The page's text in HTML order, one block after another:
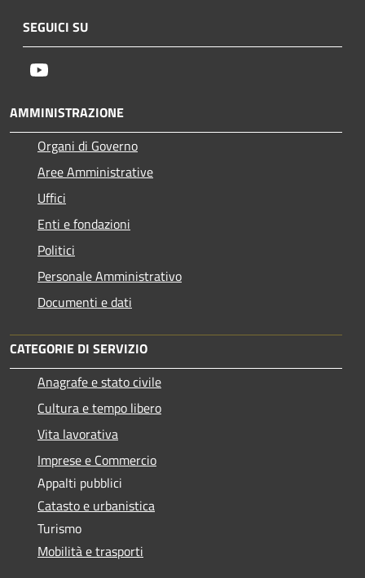
SEGUICI SU
AMMINISTRAZIONE
Organi di Governo
Aree Amministrative
Uffici
Enti e fondazioni
Politici
Personale Amministrativo
Documenti e dati
CATEGORIE DI SERVIZIO
Anagrafe e stato civile
Cultura e tempo libero
Vita lavorativa
Imprese e Commercio
Appalti pubblici
Catasto e urbanistica
Turismo
Mobilità e trasporti